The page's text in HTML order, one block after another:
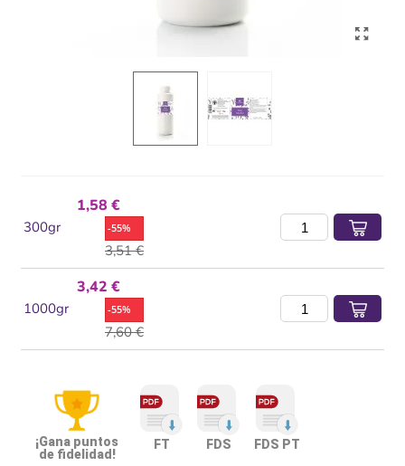
300gr
1,58 €
-55%
3,51 €
1000gr
3,42 €
-55%
7,60 €
¡Gana puntos
de fidelidad!
FT FDS FDS PT